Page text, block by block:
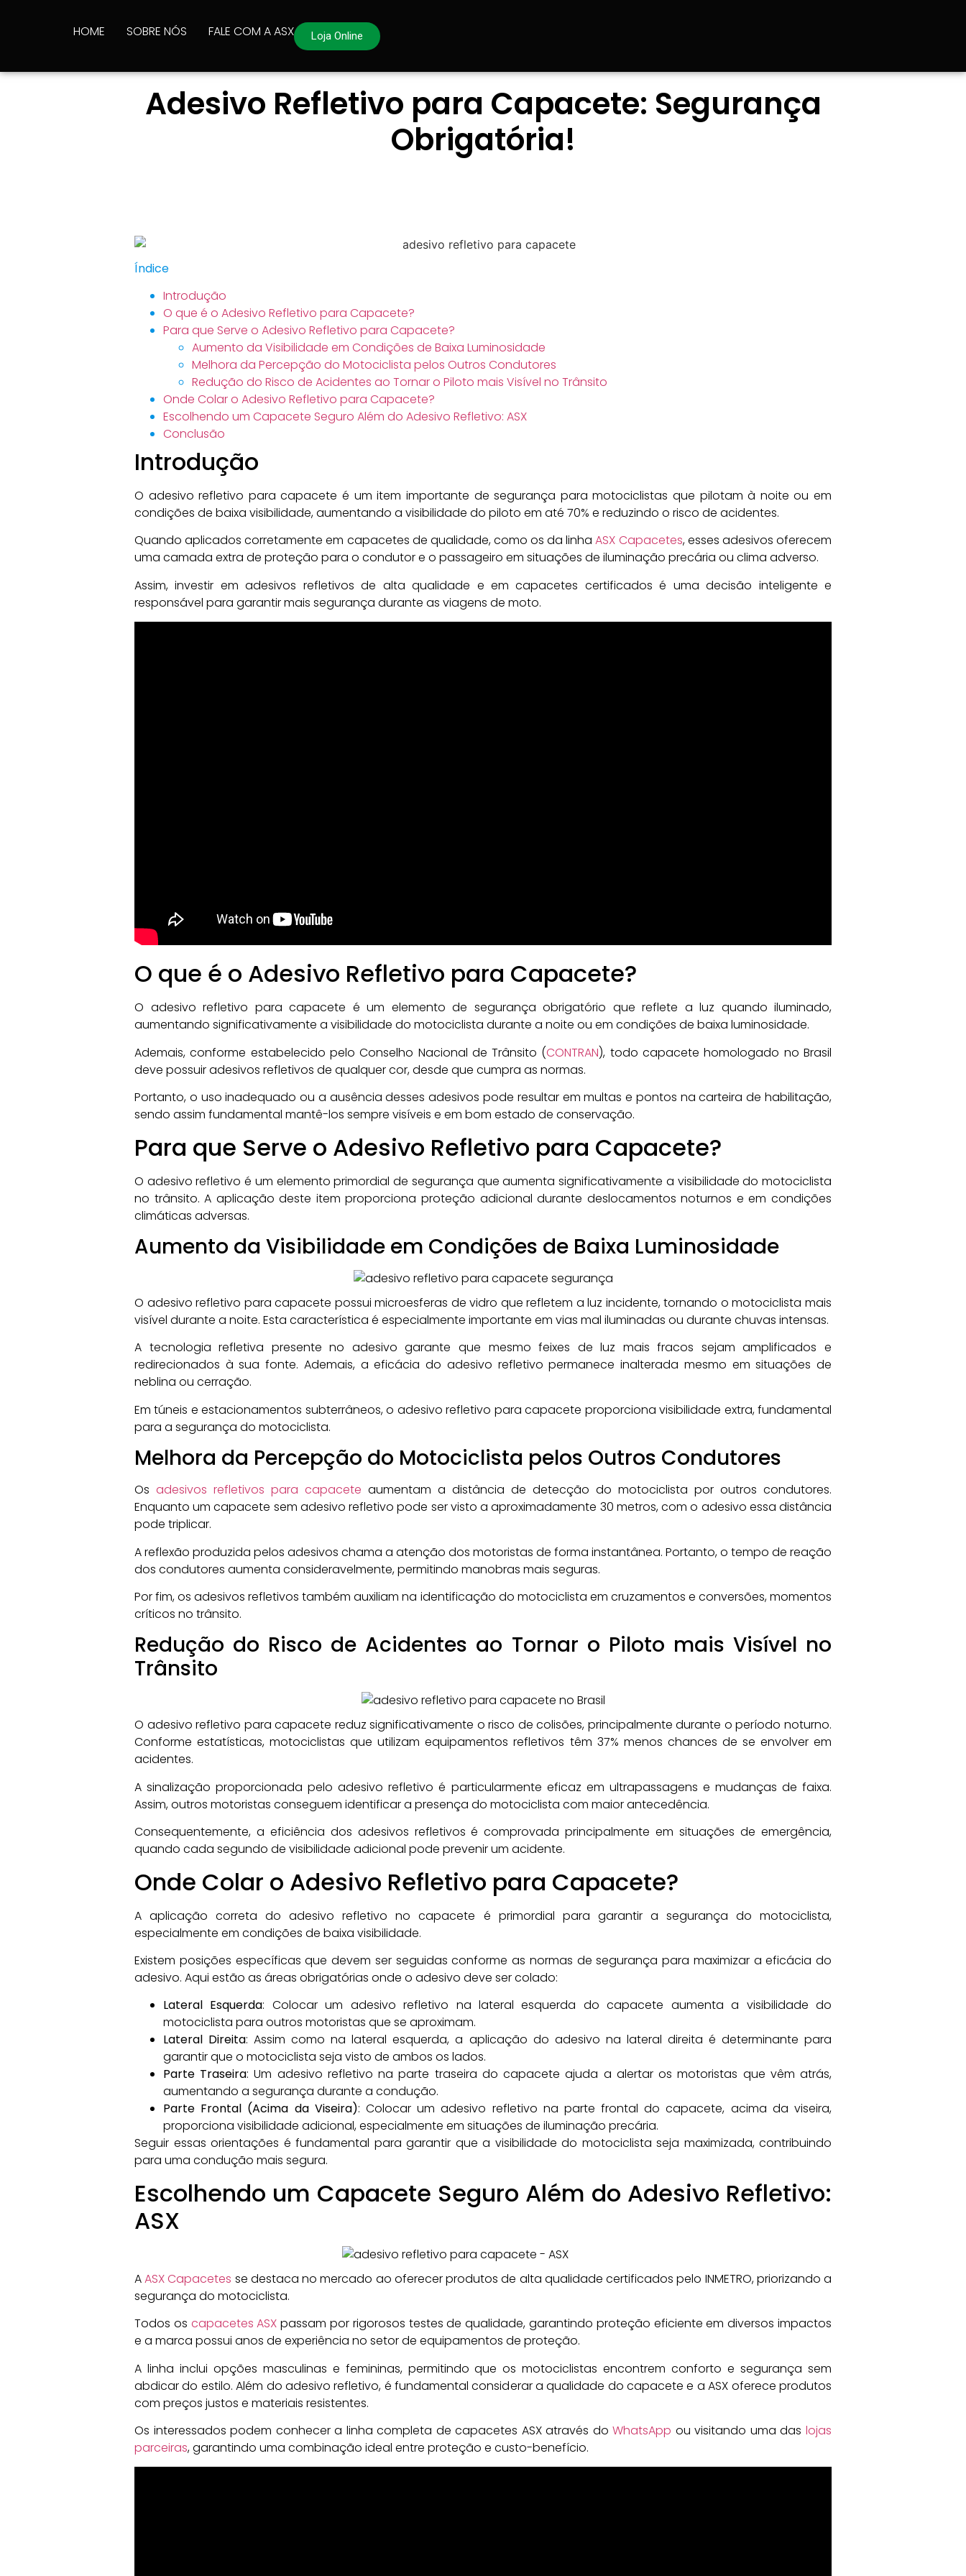
HOME SOBRE NÓS FALE COM A ASX Loja Online
Adesivo Refletivo para Capacete: Segurança
Obrigatória!
Índice
Introdução
O que é o Adesivo Refletivo para Capacete?
Para que Serve o Adesivo Refletivo para Capacete?
Aumento da Visibilidade em Condições de Baixa Luminosidade
Melhora da Percepção do Motociclista pelos Outros Condutores
Redução do Risco de Acidentes ao Tornar o Piloto mais Visível no Trânsito
Onde Colar o Adesivo Refletivo para Capacete?
Escolhendo um Capacete Seguro Além do Adesivo Refletivo: ASX
Conclusão
Introdução
O adesivo refletivo para capacete é um item importante de segurança para motociclistas que pilotam à noite ou em
condições de baixa visibilidade, aumentando a visibilidade do piloto em até 70% e reduzindo o risco de acidentes.
Quando aplicados corretamente em capacetes de qualidade, como os da linhaASX Capacetes, esses adesivos oferecem
uma camada extra de proteção para o condutor e o passageiro em situações de iluminação precária ou clima adverso.
Assim, investir em adesivos refletivos de alta qualidade e em capacetes certificados é uma decisão inteligente e
responsável para garantir mais segurança durante as viagens de moto.
O que é o Adesivo Refletivo para Capacete?
O adesivo refletivo para capacete é um elemento de segurança obrigatório que reflete a luz quando iluminado,
aumentando significativamente a visibilidade do motociclista durante a noite ou em condições de baixa luminosidade.
Ademais, conforme estabelecido pelo Conselho Nacional de Trânsito (CONTRAN), todo capacete homologado no Brasil
deve possuir adesivos refletivos de qualquer cor, desde que cumpra as normas.
Portanto, o uso inadequado ou a ausência desses adesivos pode resultar em multas e pontos na carteira de habilitação,
sendo assim fundamental mantê-los sempre visíveis e em bom estado de conservação.
Para que Serve o Adesivo Refletivo para Capacete?
O adesivo refletivo é um elemento primordial de segurança que aumenta significativamente a visibilidade do motociclista
no trânsito. A aplicação deste item proporciona proteção adicional durante deslocamentos noturnos e em condições
climáticas adversas.
Aumento da Visibilidade em Condições de Baixa Luminosidade
O adesivo refletivo para capacete possui microesferas de vidro que refletem a luz incidente, tornando o motociclista mais
visível durante a noite. Esta característica é especialmente importante em vias mal iluminadas ou durante chuvas intensas.
A tecnologia refletiva presente no adesivo garante que mesmo feixes de luz mais fracos sejam amplificados e
redirecionados à sua fonte. Ademais, a eficácia do adesivo refletivo permanece inalterada mesmo em situações de
neblina ou cerração.
Em túneis e estacionamentos subterrâneos, o adesivo refletivo para capacete proporciona visibilidade extra, fundamental
para a segurança do motociclista.
Melhora da Percepção do Motociclista pelos Outros Condutores
Os adesivos refletivos para capacete aumentam a distância de detecção do motociclista por outros condutores.
Enquanto um capacete sem adesivo refletivo pode ser visto a aproximadamente 30 metros, com o adesivo essa distância
pode triplicar.
A reflexão produzida pelos adesivos chama a atenção dos motoristas de forma instantânea. Portanto, o tempo de reação
dos condutores aumenta consideravelmente, permitindo manobras mais seguras.
Por fim, os adesivos refletivos também auxiliam na identificação do motociclista em cruzamentos e conversões, momentos
críticos no trânsito.
Redução do Risco de Acidentes ao Tornar o Piloto mais Visível no
Trânsito
O adesivo refletivo para capacete reduz significativamente o risco de colisões, principalmente durante o período noturno.
Conforme estatísticas, motociclistas que utilizam equipamentos refletivos têm 37% menos chances de se envolver em
acidentes.
A sinalização proporcionada pelo adesivo refletivo é particularmente eficaz em ultrapassagens e mudanças de faixa.
Assim, outros motoristas conseguem identificar a presença do motociclista com maior antecedência.
Consequentemente, a eficiência dos adesivos refletivos é comprovada principalmente em situações de emergência,
quando cada segundo de visibilidade adicional pode prevenir um acidente.
Onde Colar o Adesivo Refletivo para Capacete?
A aplicação correta do adesivo refletivo no capacete é primordial para garantir a segurança do motociclista,
especialmente em condições de baixa visibilidade.
Existem posições específicas que devem ser seguidas conforme as normas de segurança para maximizar a eficácia do
adesivo. Aqui estão as áreas obrigatórias onde o adesivo deve ser colado:
Lateral Esquerda: Colocar um adesivo refletivo na lateral esquerda do capacete aumenta a visibilidade do
motociclista para outros motoristas que se aproximam.
Lateral Direita: Assim como na lateral esquerda, a aplicação do adesivo na lateral direita é determinante para
garantir que o motociclista seja visto de ambos os lados.
Parte Traseira: Um adesivo refletivo na parte traseira do capacete ajuda a alertar os motoristas que vêm atrás,
aumentando a segurança durante a condução.
Parte Frontal (Acima da Viseira): Colocar um adesivo refletivo na parte frontal do capacete, acima da viseira,
proporciona visibilidade adicional, especialmente em situações de iluminação precária.
Seguir essas orientações é fundamental para garantir que a visibilidade do motociclista seja maximizada, contribuindo
para uma condução mais segura.
Escolhendo um Capacete Seguro Além do Adesivo Refletivo:
ASX
AASX Capacetes se destaca no mercado ao oferecer produtos de alta qualidade certificados pelo INMETRO, priorizando a
segurança do motociclista.
Todos os capacetes ASX passam por rigorosos testes de qualidade, garantindo proteção eficiente em diversos impactos
e a marca possui anos de experiência no setor de equipamentos de proteção.
A linha inclui opções masculinas e femininas, permitindo que os motociclistas encontrem conforto e segurança sem
abdicar do estilo. Além do adesivo refletivo, é fundamental considerar a qualidade do capacete e a ASX oferece produtos
com preços justos e materiais resistentes.
Os interessados podem conhecer a linha completa de capacetes ASX através doWhatsApp ou visitando uma daslojas
parceiras, garantindo uma combinação ideal entre proteção e custo-benefício.